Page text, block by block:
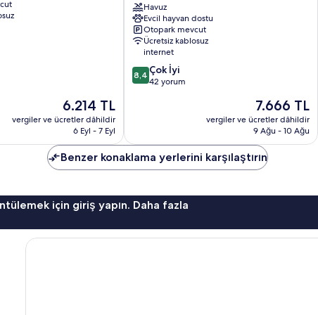
Güncel
fiyat:
6.214 TL
6.214 TL
vergiler ve ücretler dâhildir
6 Eyl - 7 Eyl
by
Pierre
&
Vacances
Roquetas
de
Mar
Havuz
Evcil hayvan dostu
Otopark mevcut
Ücretsiz kablosuz
internet
10
üzerinden
yorum
8,4 Çok İyi
42 yorum
Güncel
fiyat:
7.666 TL
7.666 TL
vergiler ve ücretler dâhildir
9 Ağu - 10 Ağu
Benzer konaklama yerlerini karşılaştırın
için giriş yapın. Daha fazla